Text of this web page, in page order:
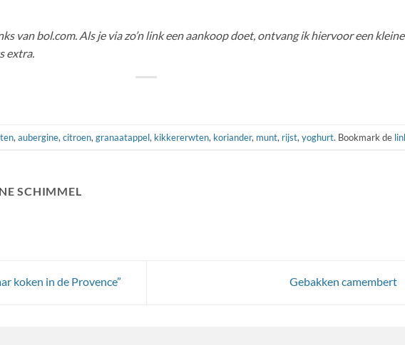
van bol.com. Als je via zo’n link een aankoop doet, ontvang ik hiervoor een kleine
extra.
,aubergine,citroen,granaatappel, kikkererwten, koriander, munt, rijst,yoghurt. Bookmark de
SCHIMMEL
koken in de Provence” Gebakken camembert